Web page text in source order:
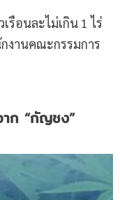
อนละไม่เกิน 1 ไร่
งานคณะกรรมการ
ก “กัญชง”